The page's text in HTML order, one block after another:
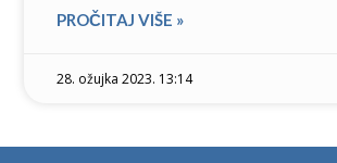
PROČITAJ VIŠE »
28. ožujka 2023. 13:14